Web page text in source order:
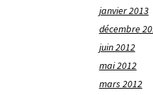
janvier 2013
décembre
juin 2012
mai 2012
mars 2012